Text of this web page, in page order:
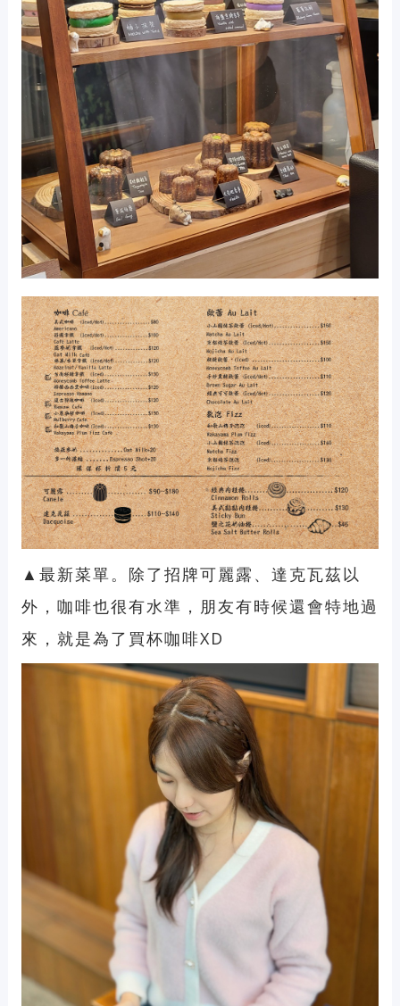
▲最新菜單。除了招牌可麗露、達克瓦茲以
外，咖啡也很有水準，朋友有時候還會特地過
來，就是為了買杯咖啡XD